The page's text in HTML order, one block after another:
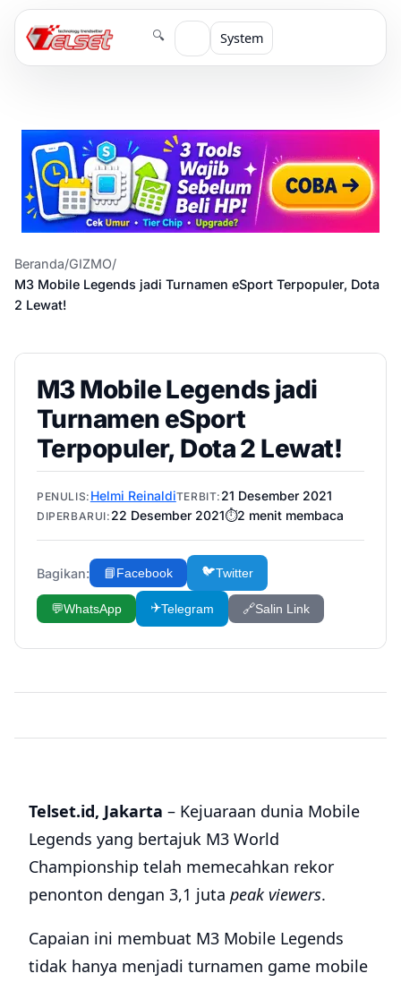
🔍 System
Beranda/GIZMO/
M3 Mobile Legends jadi Turnamen eSport Terpopuler, Dota
2 Lewat!
M3 Mobile Legends jadi
Turnamen eSport
Terpopuler, Dota 2 Lewat!
PENULIS: Helmi ReinaldiTERBIT: 21 Desember 2021
DIPERBARUI: 22 Desember 2021⏱️2 menit membaca
Bagikan: 📘Facebook 🐦Twitter
💬WhatsApp ✈️Telegram 🔗Salin Link
Telset.id, Jakarta – Kejuaraan dunia Mobile
Legends yang bertajuk M3 World
Championship telah memecahkan rekor
penonton dengan 3,1 juta peak viewers.
Capaian ini membuat M3 Mobile Legends
tidak hanya menjadi turnamen game mobile